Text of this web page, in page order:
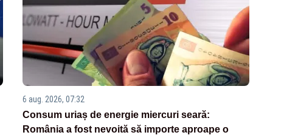
6 aug. 2026, 07:32
Consum uriaș de energie miercuri seară:
România a fost nevoită să importe aproape o